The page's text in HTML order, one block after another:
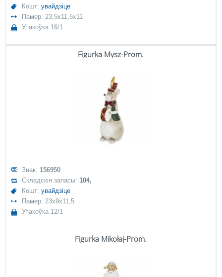
Кошт:увайдзіце
Памер: 23,5x11,5x11
Упакоўка 16/1
Figurka Mysz-Prom.
Знак: 156950
Складскія запасы:104,
Кошт:увайдзіце
Памер: 23x9x11,5
Упакоўка 12/1
Figurka Mikołaj-Prom.